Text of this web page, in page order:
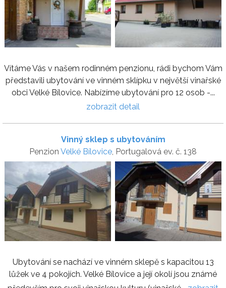
Vítáme Vás v našem rodinném penzionu, rádi bychom Vám
představili ubytování ve vinném sklípku v největší vinařské
obci Velké Bílovice. Nabízíme ubytování pro 12 osob -...
zobrazit detail
Vinný sklep s ubytováním
Penzion Velké Bílovice, Portugalová ev. č. 138
Ubytování se nachází ve vinném sklepě s kapacitou 13
lůžek ve 4 pokojích. Velké Bílovice a její okolí jsou známé